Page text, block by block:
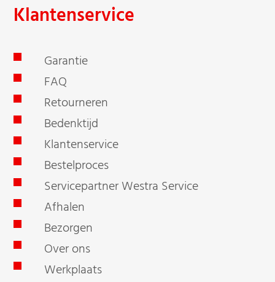
Klantenservice
Garantie
FAQ
Retourneren
Bedenktijd
Klantenservice
Bestelproces
Servicepartner Westra Service
Afhalen
Bezorgen
Over ons
Werkplaats